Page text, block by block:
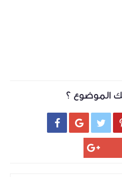
الموضوع ؟
  